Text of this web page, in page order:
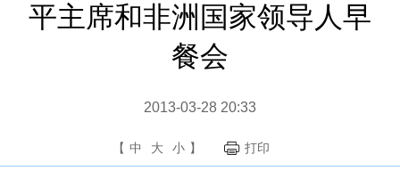
平主席和非洲国家领导人早
餐会
2013-03-28 20:33
【 中 大 小 】 打印